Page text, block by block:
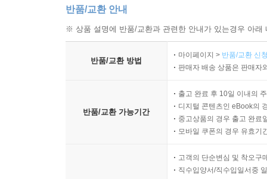
반품/교환 안내
※ 상품 설명에 반품/교환과 관련한 안내가 있는경우 아
반품/교환 방법
마이페이지 > 반품/교환 신
판매자 배송 상품은 판매자
반품/교환 가능기간
출고 완료 후 10일 이내의
디지털 콘텐츠인 eBook의
중고상품의 경우 출고 완료
모바일 쿠폰의 경우 유효기
고객의 단순변심 및 착오구
직수입양서/직수입일서중